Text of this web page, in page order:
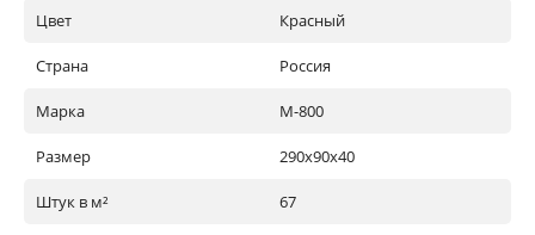
Цвет Красный
Страна Россия
Марка М-800
Размер 290х90х40
Штук в м² 67